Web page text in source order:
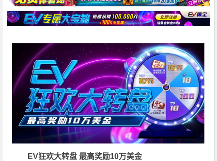
EV狂欢大转盘 最高奖励10万美金